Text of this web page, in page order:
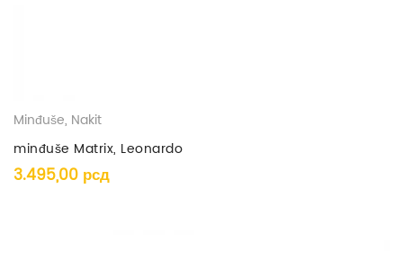
Minđuše, Nakit
minđuše Matrix, Leonardo
3.495,00 рсд